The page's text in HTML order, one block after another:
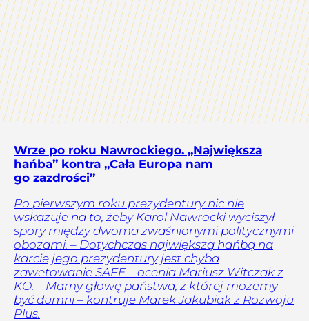
Wrze po roku Nawrockiego. „Największa
hańba” kontra „Cała Europa nam
go zazdrości”
Po pierwszym roku prezydentury nic nie
wskazuje na to, żeby Karol Nawrocki wyciszył
spory między dwoma zwaśnionymi politycznymi
obozami. – Dotychczas największą hańbą na
karcie jego prezydentury jest chyba
zawetowanie SAFE – ocenia Mariusz Witczak z
KO. – Mamy głowę państwa, z której możemy
być dumni – kontruje Marek Jakubiak z Rozwoju
Plus.